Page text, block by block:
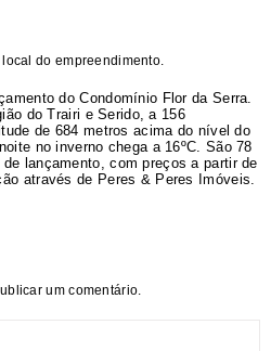
do empreendimento.
do Condomínio Flor da Serra.
do Trairi e Serido, a 156
de 684 metros acima do nível do
no inverno chega a 16ºC. São 78
lançamento, com preços a partir de
através de Peres & Peres Imóveis.
um comentário.